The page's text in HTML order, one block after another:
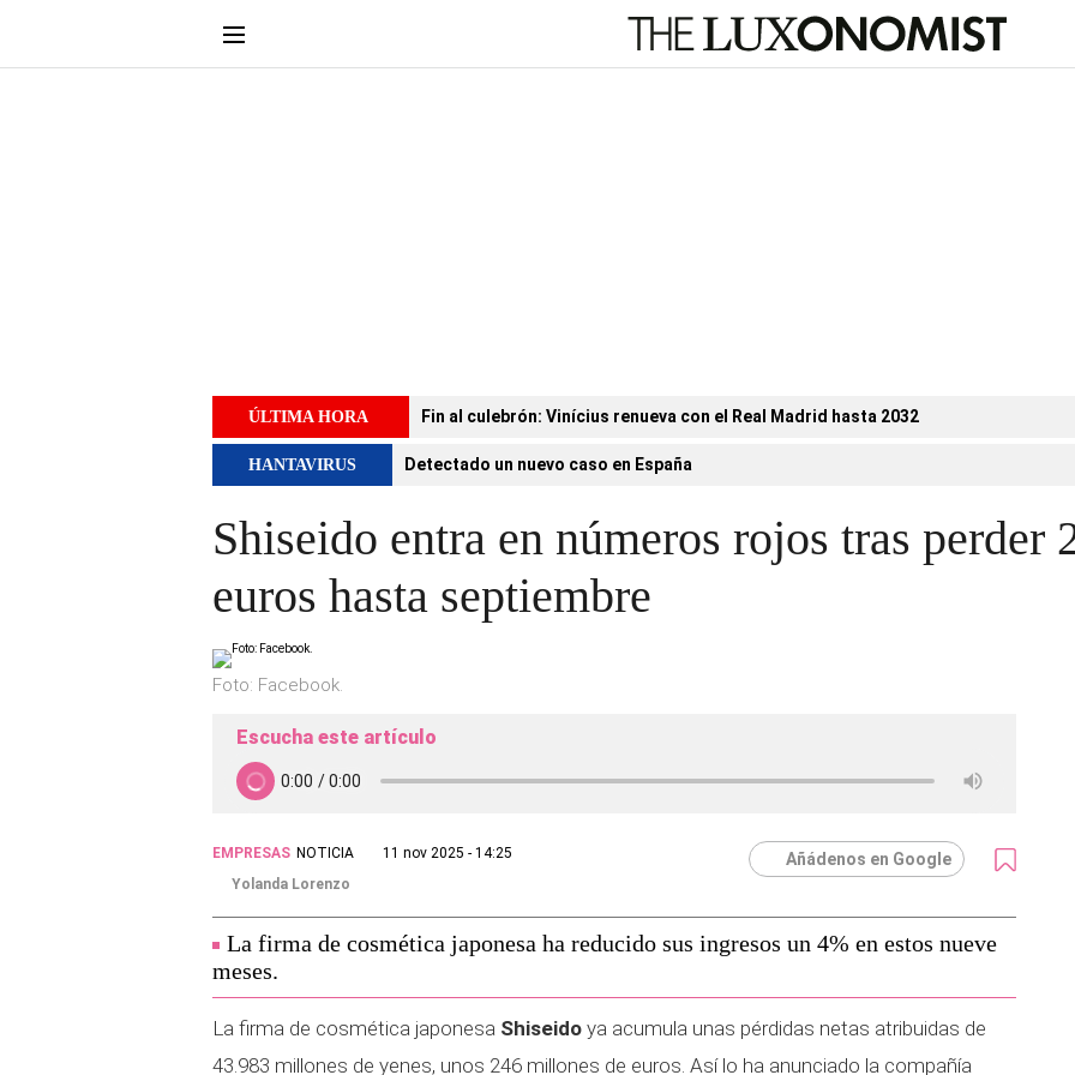
ÚLTIMA HORA Fin al culebrón: Vinícius renueva con el Real Madrid hasta 2032
HANTAVIRUS Detectado un nuevo caso en España
Shiseido entra en números rojos tras perder
euros hasta septiembre
Foto: Facebook.
Escucha este artículo
EMPRESAS NOTICIA
11 nov 2025 - 14:25
Yolanda Lorenzo
Añádenos en Google
La firma de cosmética japonesa ha reducido sus ingresos un 4% en estos nueve
meses.
La firma de cosmética japonesa Shiseido ya acumula unas pérdidas netas atribuidas de
43.983 millones de yenes, unos 246 millones de euros. Así lo ha anunciado la compañía